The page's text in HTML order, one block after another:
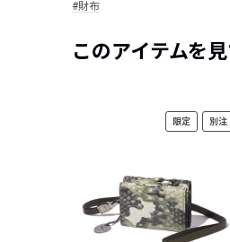
#財布
このアイテムを
限定 別注